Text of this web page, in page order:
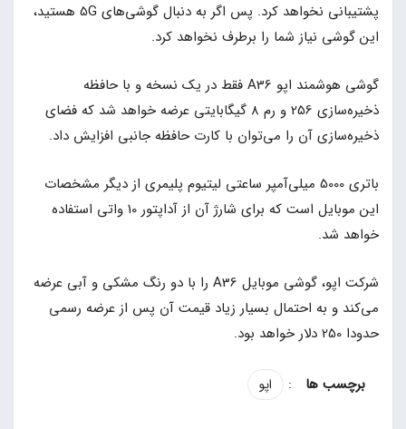
پشتیبانی نخواهد کرد. پس اگر به دنبال گوشی‌های 5G هستید،
این گوشی نیاز شما را برطرف نخواهد کرد.
گوشی هوشمند اپو A36 فقط در یک نسخه و با حافظه
ذخیره‌سازی 256 و رم 8 گیگابایتی عرضه خواهد شد که فضای
ذخیره‌سازی آن را می‌توان با کارت حافظه جانبی افزایش داد.
باتری 5000 میلی‌آمپر ساعتی لیتیوم‌ پلیمری از دیگر مشخصات
این موبایل است که برای شارژ آن از آداپتور 10 واتی استفاده
خواهد شد.
شرکت اپو، گوشی موبایل A36 را با دو رنگ مشکی و آبی عرضه
می‌کند و به احتمال بسیار زیاد قیمت آن پس از عرضه رسمی
حدودا 250 دلار خواهد بود.
: اپو